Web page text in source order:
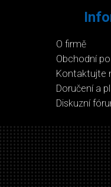
O firmě
Obchodní
Kontaktujte
Doručení a
Diskuzní